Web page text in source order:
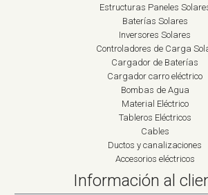
Estructuras Paneles
Baterías Solares
Inversores Solares
Controladores de Carga
Cargador de Baterías
Cargador carro eléctrico
Bombas de Agua
Material Eléctrico
Tableros Eléctricos
Cables
Ductos y canalizaciones
Accesorios eléctricos
Información al